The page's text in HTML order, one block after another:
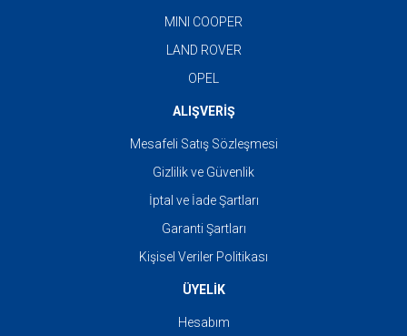
MINI COOPER
LAND ROVER
OPEL
ALIŞVERİŞ
Mesafeli Satış Sözleşmesi
Gizlilik ve Güvenlik
İptal ve İade Şartları
Garanti Şartları
Kişisel Veriler Politikası
ÜYELİK
Hesabım